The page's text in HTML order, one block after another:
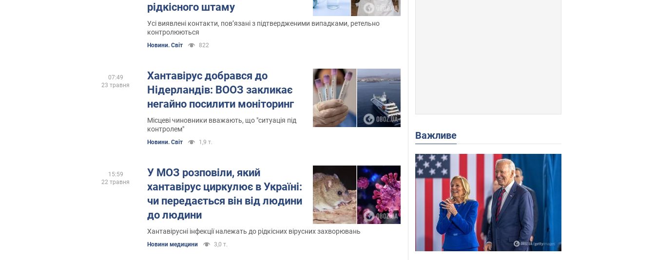
рідкісного штаму
Усі виявлені контакти, пов’язані з підтвердженими випадками, ретельно
контролюються
Новини. Світ 822
Хантавірус добрався до
Нідерландів: ВООЗ закликає
негайно посилити моніторинг
Місцеві чиновники вважають, що "ситуація під
контролем"
Новини. Світ 1,9 т.
07:49
23 травня
У МОЗ розповіли, який
хантавірус циркулює в Україні:
чи передається він від людини
до людини
Хантавірусні інфекції належать до рідкісних вірусних захворювань
Новини медицини 3,0 т.
15:59
22 травня
Важливе